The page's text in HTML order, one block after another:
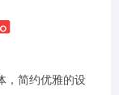
，简约优雅的设